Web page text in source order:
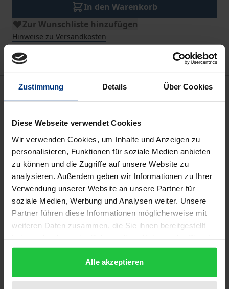
Zustimmung Details Über Cookies
Diese Webseite verwendet Cookies
Wir verwenden Cookies, um Inhalte und Anzeigen zu
personalisieren, Funktionen für soziale Medien anbieten
zu können und die Zugriffe auf unsere Website zu
analysieren. Außerdem geben wir Informationen zu Ihrer
Verwendung unserer Website an unsere Partner für
soziale Medien, Werbung und Analysen weiter. Unsere
Partner führen diese Informationen möglicherweise mit
weiteren Daten zusammen, die Sie ihnen bereitgestellt
gesammelt haben.
Alle akzeptieren
In den Warenkorb
Zur Wunschliste hinzufügen
Hinweise zu Versandkosten
Beschreibung
Das Attentat auf »Charlie Hebdo« und die unter dem
Schlagwort »Karikaturenstreit« bekannt gewordene
Kontroverse sind im sogenannten »Westen« nur
sehr unzureichend unter dem Oberbegriff Presse-
bzw. Meinungsfreiheit diskutiert worden. Das
Problem reicht aber viel tiefer bis in die in vielen
religiösen Kulturen wirksamen Bilderverbote bzw.
den Verzicht auf bildliche Darstellung hinein. Daher
in der Philosophie des Bildes zwischen Bildsemiotik
und Bildphänomenologie in einen interkulturellen
Kontext gestellt und an Reflexionen zu